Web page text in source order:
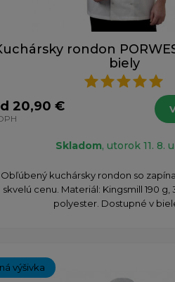
rondon
biely
20,90 €
Skladom, utorok 11. 8.
Obľúbený kuchársky rondon so
skvelú cenu. Materiál: Kingsmill 190 g,
polyester. Dostupné v
výšivka